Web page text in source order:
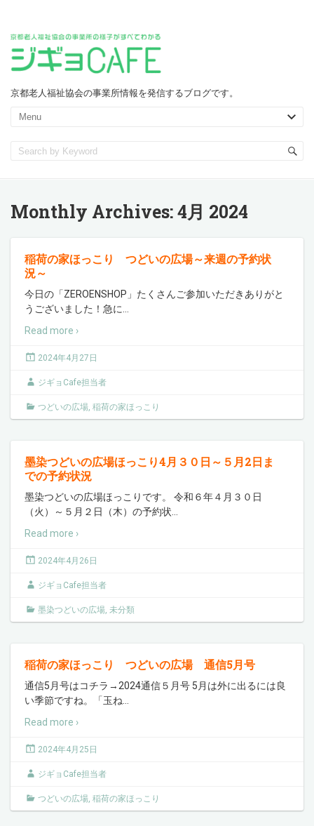
京都老人福祉協会の事業所情報を発信するブログです。
Monthly Archives:4月 2024
稲荷の家ほっこり つどいの広場～来週の予約状
況～
今日の「ZEROENSHOP」たくさんご参加いただきありがと
うございました！急に
Read more ›
2024年4月27日
ジギョCafe担当者
つどいの広場, 稲荷の家ほっこり
墨染つどいの広場ほっこり4月３０日～５月2日ま
での予約状況
墨染つどいの広場ほっこりです。 令和６年４月３０日
（火）～５月２日（木）の予約状
Read more ›
2024年4月26日
ジギョCafe担当者
墨染つどいの広場, 未分類
稲荷の家ほっこり つどいの広場 通信5月号
通信5月号はコチラ→2024通信５月号 5月は外に出るには良
い季節ですね。「玉ね
Read more ›
2024年4月25日
ジギョCafe担当者
つどいの広場, 稲荷の家ほっこり